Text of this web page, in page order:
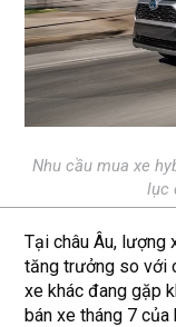
Nhu cầu mua xe
lục
Tại châu Âu, lượng
tăng trưởng so với
xe khác đang gặp
bán xe tháng 7